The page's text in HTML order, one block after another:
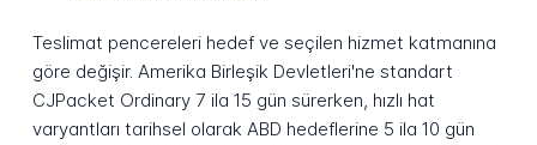
Teslimat pencereleri hedef ve seçilen hizmet katmanına
göre değişir. Amerika Birleşik Devletleri'ne standart
CJPacket Ordinary 7 ila 15 gün sürerken, hızlı hat
varyantları tarihsel olarak ABD hedeflerine 5 ila 10 gün